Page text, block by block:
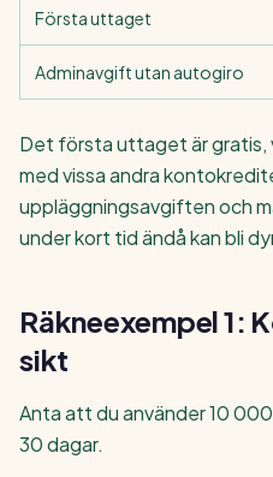
Första uttaget
Adminavgift utan autogiro
Det första uttaget är gratis,
med vissa andra
uppläggningsavgiften och
under kort tid ändå kan bli
Räkneexempel 1:
sikt
Anta att du använder 10
30 dagar.